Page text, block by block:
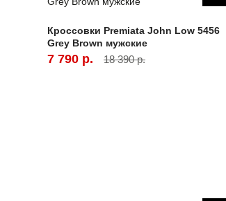
Кроссовки Premiata John Low 5456
Grey Brown мужские
7 790 р. 18 390 р.